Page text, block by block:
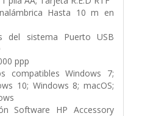
Hasta 10 m en
del sistema Puerto USB
ppp
compatibles Windows 7;
10; Windows 8; macOS;
Software HP Accessory